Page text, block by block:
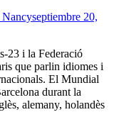
Nancyseptiembre 20,
23 i la Federació
que parlin idiomes i
El Mundial
durant la
alemany, holandès